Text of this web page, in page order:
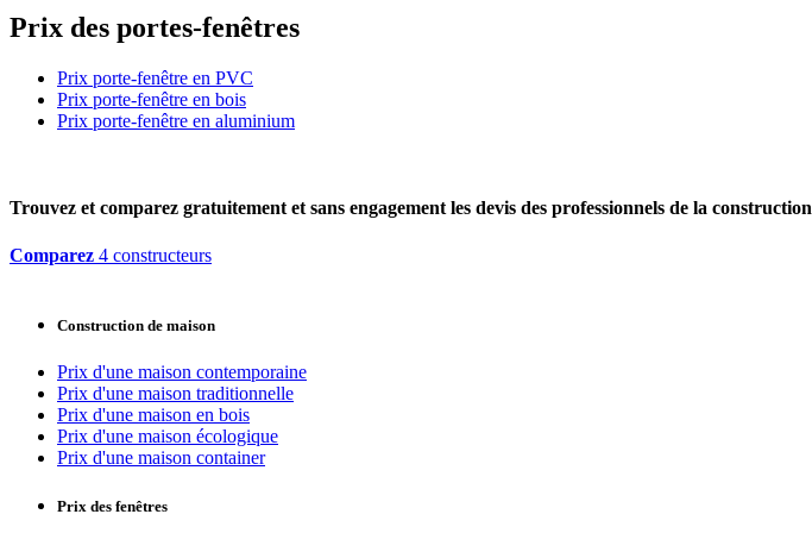
Prix des portes-fenêtres
Prix porte-fenêtre en PVC
Prix porte-fenêtre en bois
Prix porte-fenêtre en aluminium
Trouvez et comparez gratuitement et sans engagement les devis des professionnels de la construction
Comparez 4 constructeurs
Construction de maison
Prix d'une maison contemporaine
Prix d'une maison traditionnelle
Prix d'une maison en bois
Prix d'une maison écologique
Prix d'une maison container
Prix des fenêtres